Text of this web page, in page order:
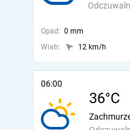
Opad: 0 mm
Wiatr:
12 km/h
06:00
36°C